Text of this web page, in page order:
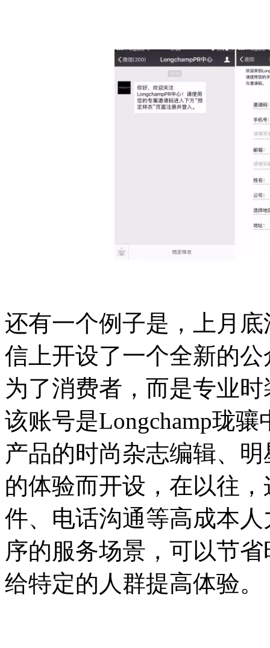
还有一个例子是，上月底
信上开设了一个全新的
为了消费者，而是专业
该账号是Longchamp珑
产品的时尚杂志编辑、
的体验而开设，在以往
件、电话沟通等高成本
序的服务场景，可以节
给特定的人群提高体验。